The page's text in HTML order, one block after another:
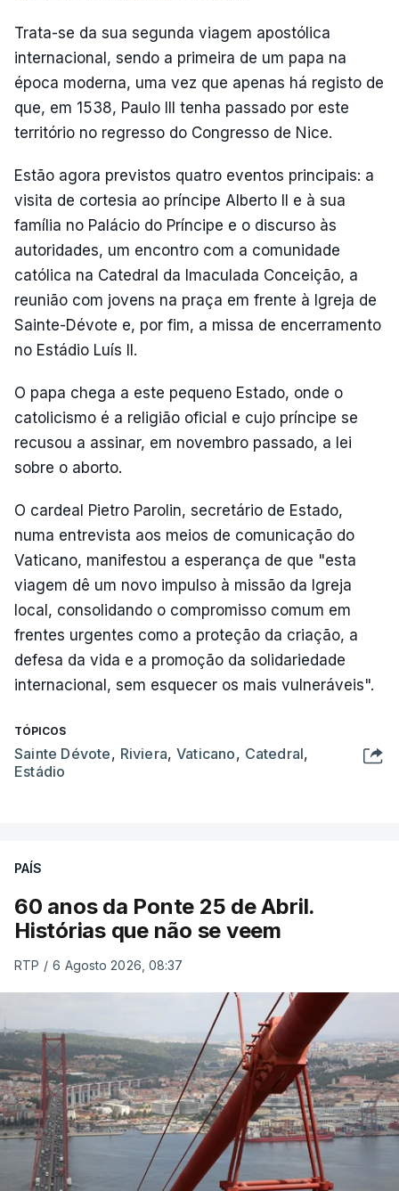
Trata-se da sua segunda viagem apostólica
internacional, sendo a primeira de um papa na
época moderna, uma vez que apenas há registo de
que, em 1538, Paulo III tenha passado por este
território no regresso do Congresso de Nice.
Estão agora previstos quatro eventos principais: a
visita de cortesia ao príncipe Alberto II e à sua
família no Palácio do Príncipe e o discurso às
autoridades, um encontro com a comunidade
católica na Catedral da Imaculada Conceição, a
reunião com jovens na praça em frente à Igreja de
Sainte-Dévote e, por fim, a missa de encerramento
no Estádio Luís II.
O papa chega a este pequeno Estado, onde o
catolicismo é a religião oficial e cujo príncipe se
recusou a assinar, em novembro passado, a lei
sobre o aborto.
O cardeal Pietro Parolin, secretário de Estado,
numa entrevista aos meios de comunicação do
Vaticano, manifestou a esperança de que "esta
viagem dê um novo impulso à missão da Igreja
local, consolidando o compromisso comum em
frentes urgentes como a proteção da criação, a
defesa da vida e a promoção da solidariedade
internacional, sem esquecer os mais vulneráveis".
TÓPICOS
Sainte Dévote, Riviera,Vaticano, Catedral,
Estádio
PAÍS
60 anos da Ponte 25 de Abril.
Histórias que não se veem
RTP / 6 Agosto 2026, 08:37